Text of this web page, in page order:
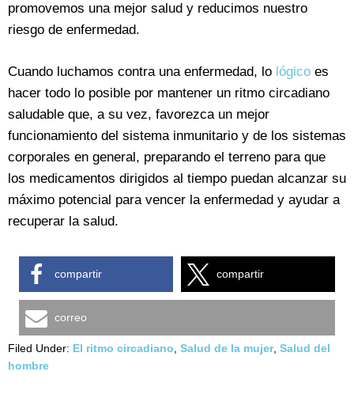
promovemos una mejor salud y reducimos nuestro
riesgo de enfermedad.
Cuando luchamos contra una enfermedad, lo lógico es
hacer todo lo posible por mantener un ritmo circadiano
saludable que, a su vez, favorezca un mejor
funcionamiento del sistema inmunitario y de los sistemas
corporales en general, preparando el terreno para que
los medicamentos dirigidos al tiempo puedan alcanzar su
máximo potencial para vencer la enfermedad y ayudar a
recuperar la salud.
compartir compartir
correo
Filed Under: El ritmo circadiano Salud de la mujer, Salud del
hombre